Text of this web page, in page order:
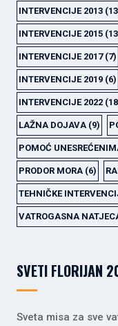
INTERVENCIJE 2013
INTERVENCIJE 2015
INTERVENCIJE 2017(7)
INTERVENCIJE 2019 (6)
INTERVENCIJE 2022
LAŽNA DOJAVA (9)
POMOĆ
PRODOR MORA (6)
TEHNIČKE
VATROGASNA
SVETI FLORIJAN
Sveta misa za sve